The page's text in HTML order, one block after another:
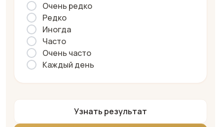
Очень редко
Редко
Иногда
Часто
Очень часто
Каждый день
Узнать результат